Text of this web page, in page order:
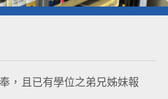
，且已有學位之弟兄姊妹報